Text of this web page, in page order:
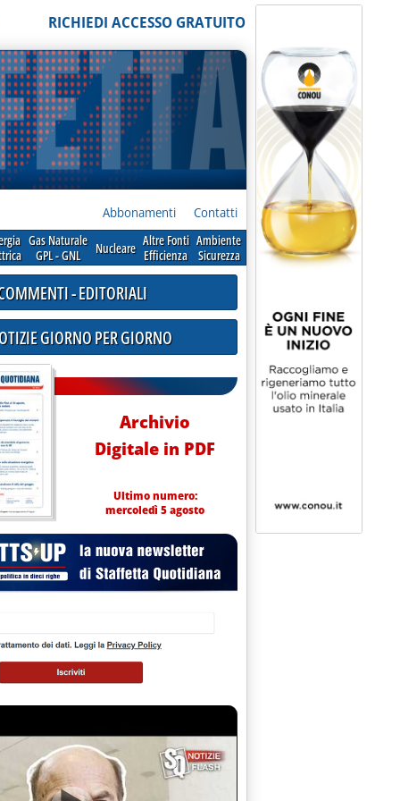
RICHIEDI ACCESSO GRATUITO
Abbonamenti Contatti
Gas Naturale
GPL - GNL
Nucleare Altre Fonti
Efficienza
Ambiente
Sicurezza
. PER STUDIARE LA COMBUSTIONE “PULITA”'
15.12.
- EDITORIALI
GIORNO PER GIORNO
Archivio
Digitale in PDF
Ultimo numero:
mercoledì 5 agosto